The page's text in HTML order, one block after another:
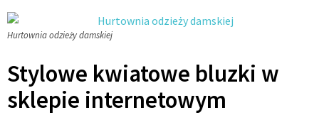
Hurtownia odzieży damskiej
Stylowe kwiatowe bluzki w
sklepie internetowym